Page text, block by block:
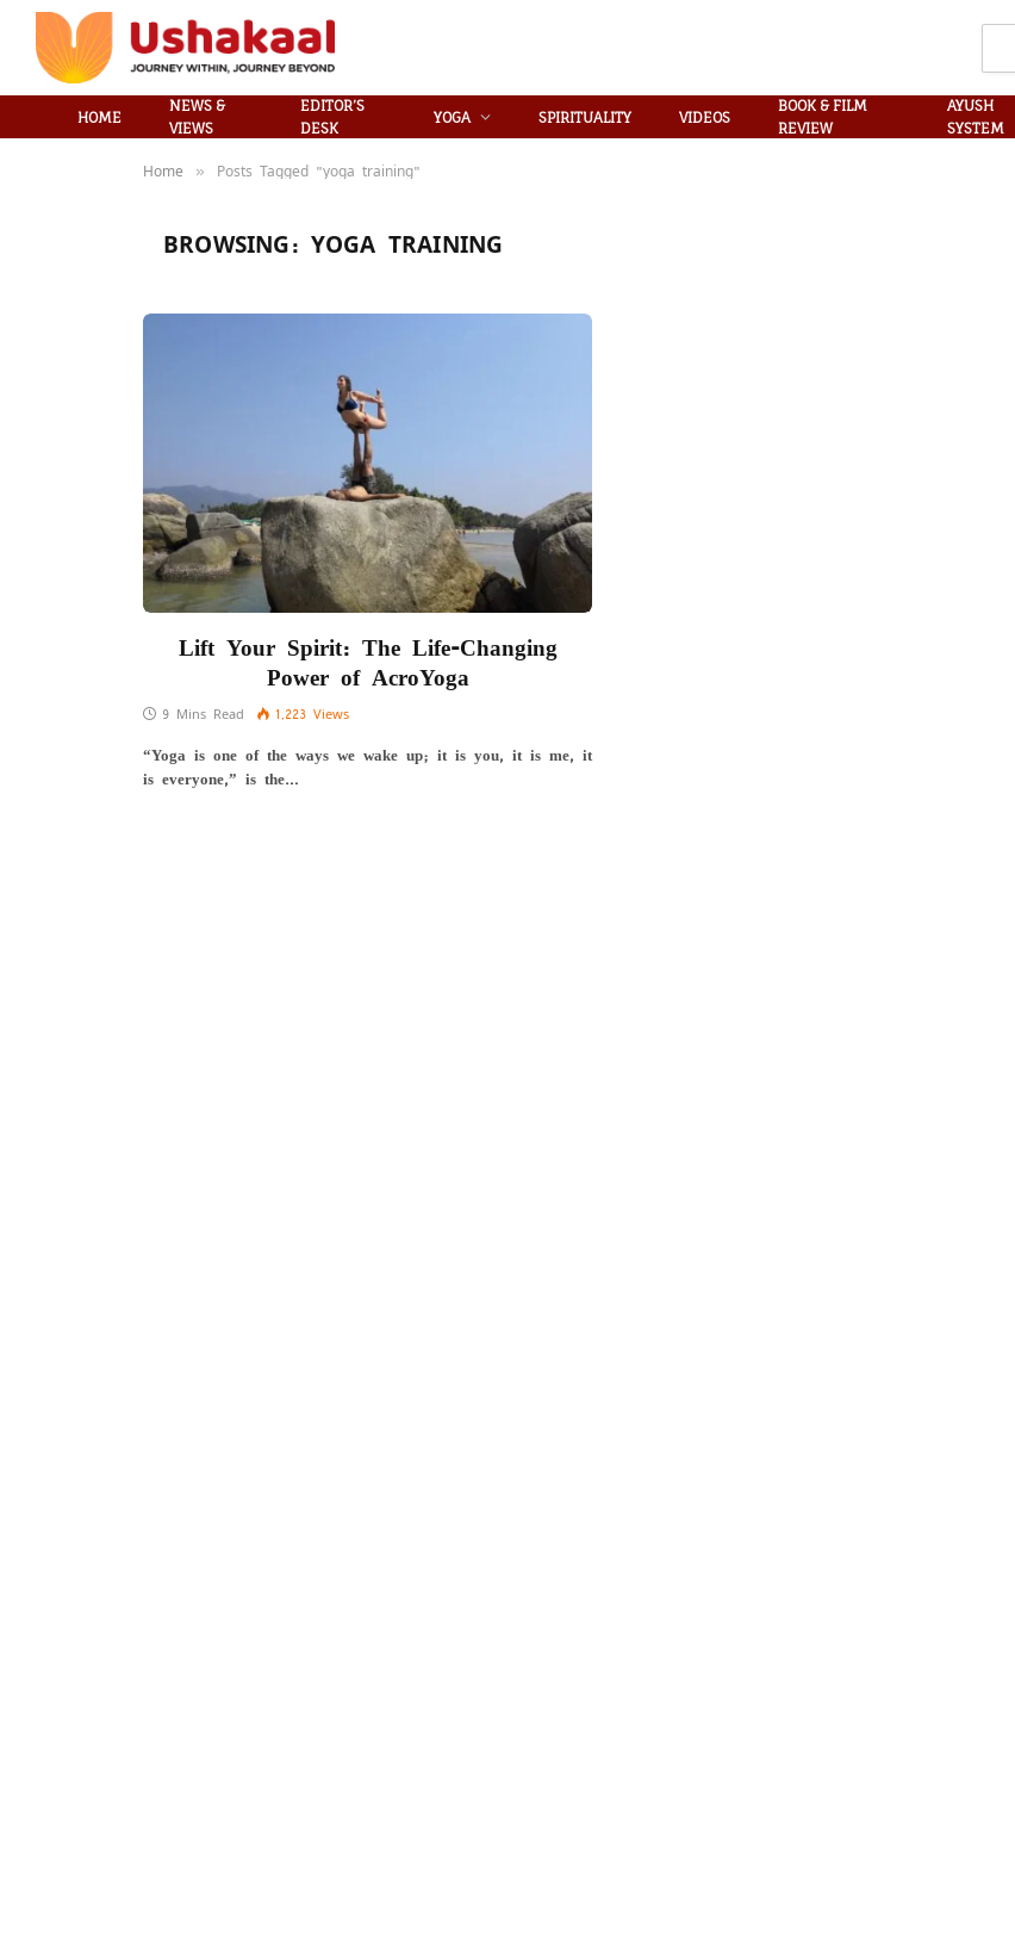
HOME
NEWS &
VIEWS
EDITOR’S
DESK
YOGA SPIRITUALITY VIDEOS
BOOK & FILM
REVIEW
AYUSH
SYSTEM
Home » Posts Tagged "yoga training"
BROWSING: YOGA TRAINING
Lift Your Spirit: The Life-Changing
Power of AcroYoga
9 Mins Read 1,223 Views
“Yoga is one of the ways we wake up; it is you, it is me, it
is everyone,” is the…